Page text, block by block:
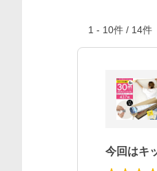
1 - 10件 / 14件
今回はキ